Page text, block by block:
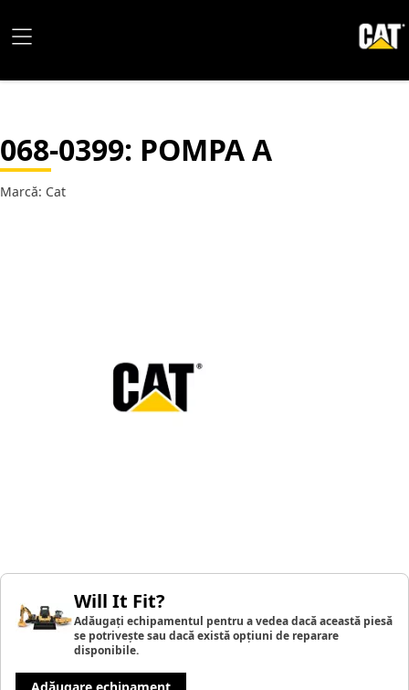
068-0399: POMPA A
Marcă: Cat
Will It Fit?
Adăugați echipamentul pentru a vedea dacă această piesă
se potrivește sau dacă există opțiuni de reparare
disponibile.